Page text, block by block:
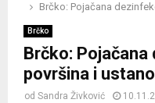
Brčko: Pojačana
Brčko
Brčko:
površina i
od Sandra Živković